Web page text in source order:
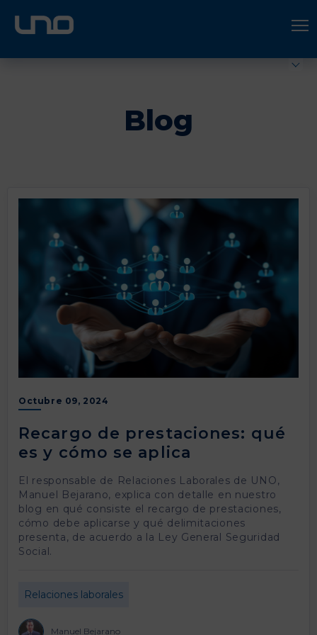
ÚNETE A UNO LOGÍSTICA
Blog
Octubre 09, 2024
Recargo de prestaciones: qué
es y cómo se aplica
El responsable de Relaciones Laborales de UNO,
Manuel Bejarano, explica con detalle en nuestro
blog en qué consiste el recargo de prestaciones,
cómo debe aplicarse y qué delimitaciones
presenta, de acuerdo a la Ley General Seguridad
Social.
Relaciones laborales
Manuel Bejarano